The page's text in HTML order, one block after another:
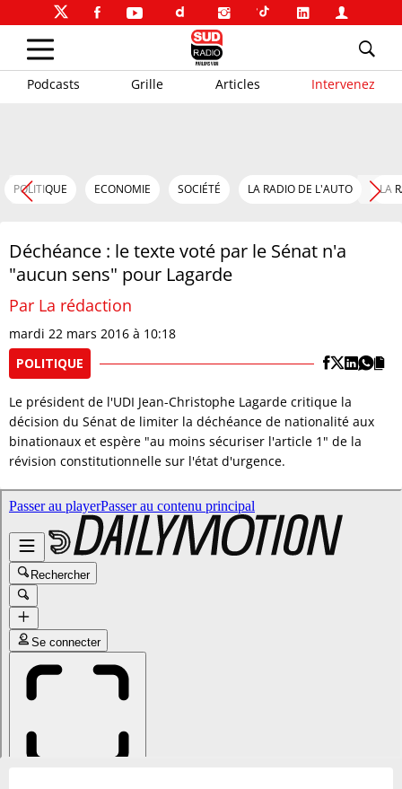
Podcasts Grille Articles Intervenez
POLITIQUE ECONOMIE SOCIÉTÉ LA RADIO DE L'AUTO LA
Déchéance : le texte voté par le Sénat n'a
"aucun sens" pour Lagarde
Par La rédaction
mardi 22 mars 2016 à 10:18
POLITIQUE
Le président de l'UDI Jean-Christophe Lagarde critique la
décision du Sénat de limiter la déchéance de nationalité aux
binationaux et espère "au moins sécuriser l'article 1" de la
révision constitutionnelle sur l'état d'urgence.